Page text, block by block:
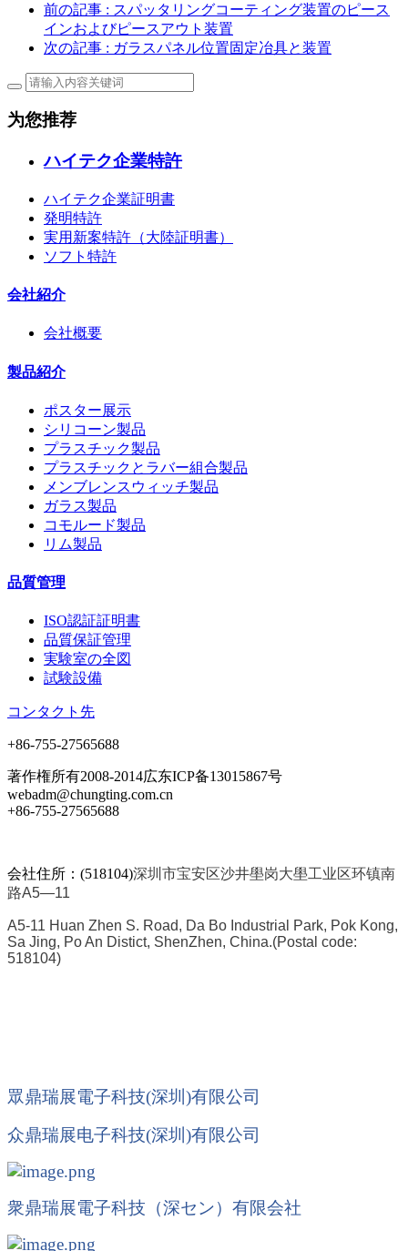
前の記事 : スパッタリングコーティング装置のピース
インおよびピースアウト装置
次の記事 : ガラスパネル位置固定冶具と装置
为您推荐
ハイテク企業特許
ハイテク企業証明書
発明特許
実用新案特許（大陸証明書）
ソフト特許
会社紹介
会社概要
製品紹介
ポスター展示
シリコーン製品
プラスチック製品
プラスチックとラバー組合製品
メンブレンスウィッチ製品
ガラス製品
コモルード製品
リム製品
品質管理
ISO認証証明書
品質保証管理
実験室の全図
試験設備
コンタクト先
+86-755-27565688
著作権所有2008-2014広东ICP备13015867号
webadm@chungting.com.cn
+86-755-27565688
会社住所：(518104)深圳市宝安区沙井壆岗大壆工业区环镇南
路A5—11
A5-11 Huan Zhen S. Road, Da Bo Industrial Park, Pok Kong,
Sa Jing, Po An Distict, ShenZhen, China.(Postal code:
518104)
眾鼎瑞展電子科技(深圳)有限公司
众鼎瑞展电子科技(深圳 )有限公司
衆鼎瑞展電子科技（深セン）有限会社